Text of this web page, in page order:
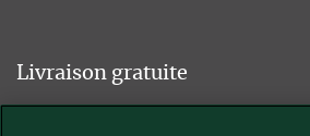
Livraison gratuite